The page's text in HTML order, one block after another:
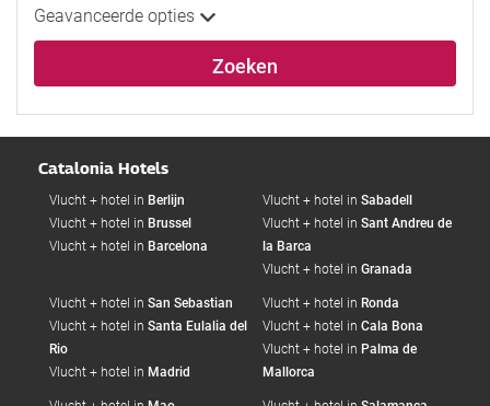
Geavanceerde opties
Zoeken
Catalonia Hotels
Vlucht + hotel in Berlijn
Vlucht + hotel in Brussel
Vlucht + hotel in Barcelona
Vlucht + hotel in Sabadell
Vlucht + hotel in Sant Andreu de
la Barca
Vlucht + hotel in Granada
Vlucht + hotel in San Sebastian
Vlucht + hotel in Santa Eulalia del
Rio
Vlucht + hotel in Madrid
Vlucht + hotel in Ronda
Vlucht + hotel in Cala Bona
Vlucht + hotel in Palma de
Mallorca